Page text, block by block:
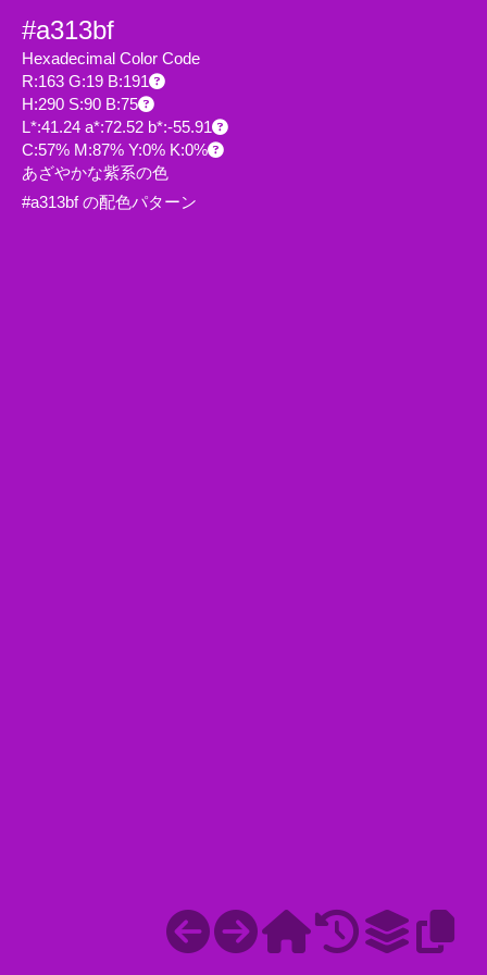
#a313bf
Hexadecimal Color Code
R:163 G:19 B:191
H:290 S:90 B:75
L*:41.24 a*:72.52 b*:-55.91
C:57% M:87% Y:0% K:0%
あざやかな紫系の色
#a313bf の配色パターン